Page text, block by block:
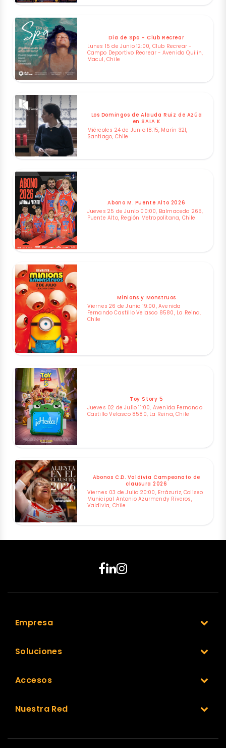
Dia de Spa - Club Recrear
Lunes 15 de Junio 12:00, Club Recrear -
Campo Deportivo Recrear - Avenida Quilin,
Macul, Chile
Los Domingos de Alauda Ruiz de Azúa
en SALA K
Miércoles 24 de Junio 18:15, Marín 321,
Santiago, Chile
Abono M. Puente Alto 2026
Jueves 25 de Junio 00:00, Balmaceda 265,
Puente Alto, Región Metropolitana, Chile
Minions y Monstruos
Viernes 26 de Junio 19:00, Avenida
Fernando Castillo Velasco 8580, La Reina,
Chile
Toy Story 5
Jueves 02 de Julio 11:00, Avenida Fernando
Castillo Velasco 8580, La Reina, Chile
Abonos C.D. Valdivia Campeonato de
clausura 2026
Viernes 03 de Julio 20:00, Errázuriz, Coliseo
Municipal Antonio Azurmendy Riveros,
Valdivia, Chile
Empresa
Soluciones
Accesos
Nuestra Red